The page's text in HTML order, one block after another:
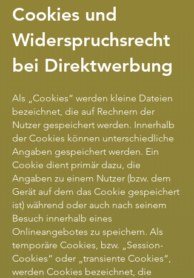
Cookies und
Widerspruchsrecht
bei Direktwerbung
Als „Cookies“ werden kleine Dateien
bezeichnet, die auf Rechnern der
Nutzer gespeichert werden. Innerhalb
der Cookies können unterschiedliche
Angaben gespeichert werden. Ein
Cookie dient primär dazu, die
Angaben zu einem Nutzer (bzw. dem
Gerät auf dem das Cookie gespeichert
ist) während oder auch nach seinem
Besuch innerhalb eines
Onlineangebotes zu speichern. Als
temporäre Cookies, bzw. „Session-
Cookies“ oder „transiente Cookies“,
werden Cookies bezeichnet, die